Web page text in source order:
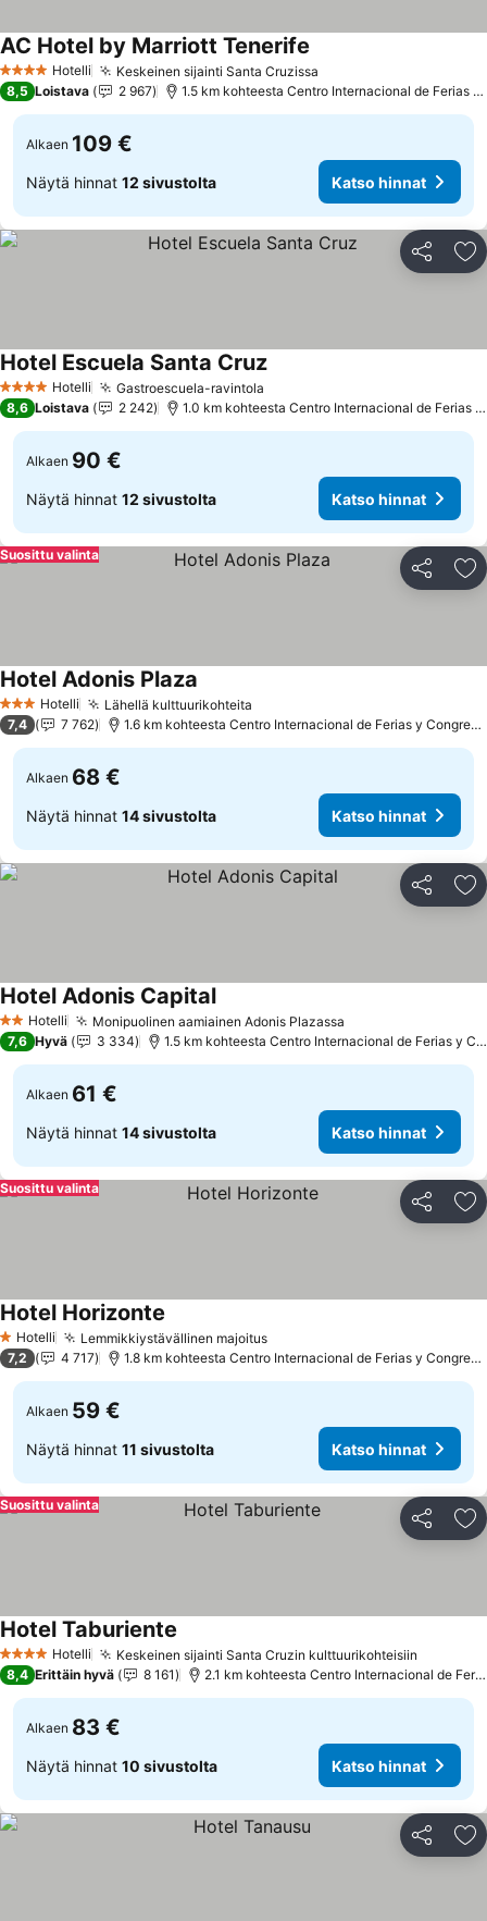
4 Tähtiluokitus
Hotelli Keskeinen sijainti Santa Cruzissa
AC Hotel by Marriott Tenerife
8,5 Loistava 2 967 1.5 km kohteesta Centro Internacional de Ferias y
Alkaen 109 €
Näytä hinnat 12 sivustolta Katso hinnat
Jaa
4 Tähtiluokitus
Hotelli Gastroescuela-ravintola
Hotel Escuela Santa CruzKatso hinnat
8,6 Loistava 2 242 1.0 km kohteesta Centro Internacional de Ferias
Alkaen 90 €
Näytä hinnat 12 sivustolta Katso hinnat
Jaa
Suosittu valinta
3 Tähtiluokitus
Hotelli Lähellä kulttuurikohteita
Hotel Adonis Plaza
7,4 7 762 1.6 km kohteesta Centro Internacional de Ferias y
Alkaen 68 €
Näytä hinnat 14 sivustolta Katso hinnat
Jaa
2 Tähtiluokitus
Hotelli Monipuolinen aamiainen Adonis Plazassa
Hotel Adonis CapitalKatso hinnat
7,6 Hyvä 3 334 1.5 km kohteesta Centro Internacional de Ferias y
Alkaen 61 €
Näytä hinnat 14 sivustolta Katso hinnat
Jaa
Suosittu valinta
1 Tähtiluokitus
Hotelli Lemmikkiystävällinen majoitusKatso hinnat
Hotel Horizonte
7,2 4 717 1.8 km kohteesta Centro Internacional de Ferias y
Alkaen 59 €
Näytä hinnat 11 sivustolta Katso hinnat
Jaa
Suosittu valinta
4 Tähtiluokitus
Hotelli Keskeinen sijainti Santa Cruzin kulttuurikohteisiin
Hotel Taburiente
8,4 Erittäin hyvä 8 161 2.1 km kohteesta Centro Internacional de
Alkaen 83 €
Näytä hinnat 10 sivustolta Katso hinnat
Jaa